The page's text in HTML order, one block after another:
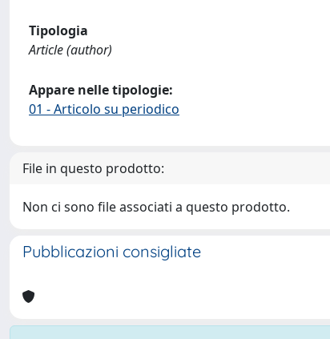
Tipologia
Article (author)
Appare nelle tipologie:
01 - Articolo su periodico
File in questo prodotto:
Non ci sono file associati a questo prodotto.
Pubblicazioni consigliate